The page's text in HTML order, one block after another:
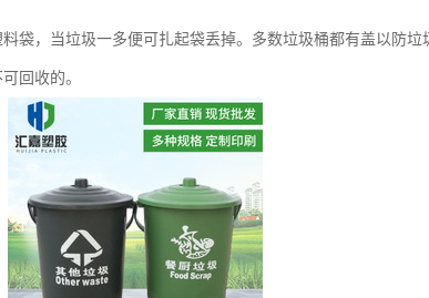
袋，当垃圾一多便可扎起袋丢掉。多数垃圾桶都有盖以防
回收的。